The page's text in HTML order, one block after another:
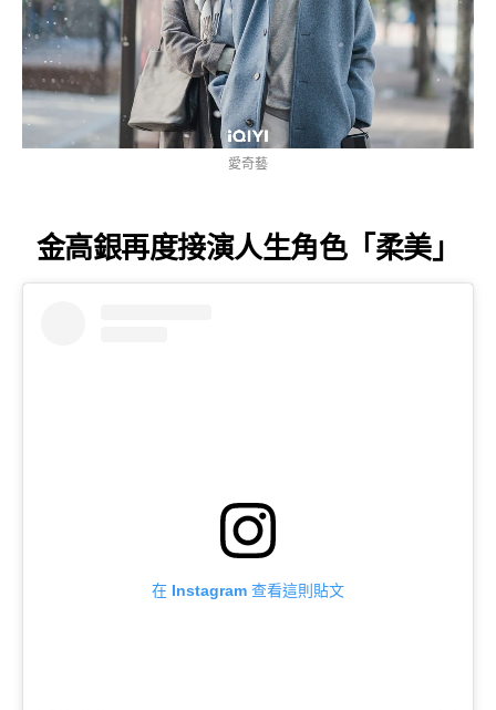
愛奇藝
金高銀再度接演人生角色「柔美」
在 Instagram 查看這則貼文